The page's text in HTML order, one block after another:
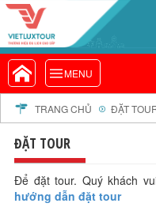
MENU
VIETLUXTOUR.COM
TOUR CAO CẤP ĐỘC LẠ
TOUR TRONG NƯỚC
TOUR NƯỚC NGOÀI
TOUR KHỞI HÀNH TỪ HÀ NỘI
TOUR KHỞI HÀNH TỪ ĐÀ NẴNG
TOUR KHỞI HÀNH TỪ CẦN THƠ
TOUR ĐOÀN - M.I.C.E
TRANG CHỦ ĐẶT
ĐẶT TOUR
Để đặt tour. Quý khách
hướng dẫn đặt tour